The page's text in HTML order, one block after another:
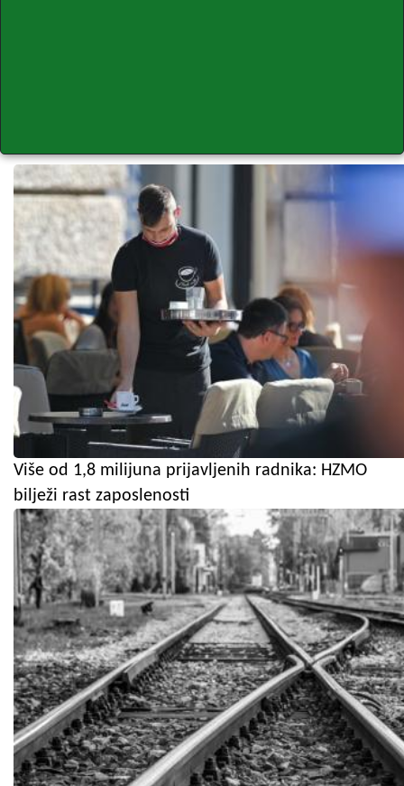
Više od 1,8 milijuna prijavljenih radnika: HZMO
bilježi rast zaposlenosti